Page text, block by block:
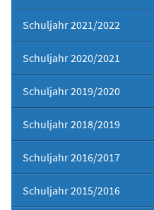
Schuljahr 2021/2022
Schuljahr 2020/2021
Schuljahr 2019/2020
Schuljahr 2018/2019
Schuljahr 2016/2017
Schuljahr 2015/2016